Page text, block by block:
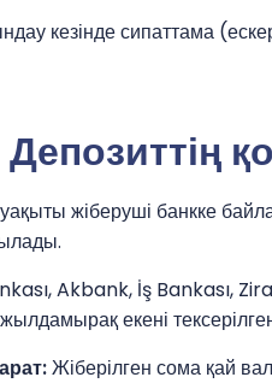
кезінде сипаттама
жіберуші банкке
Akbank, İş Bankası,
екені
Жіберілген сома қай